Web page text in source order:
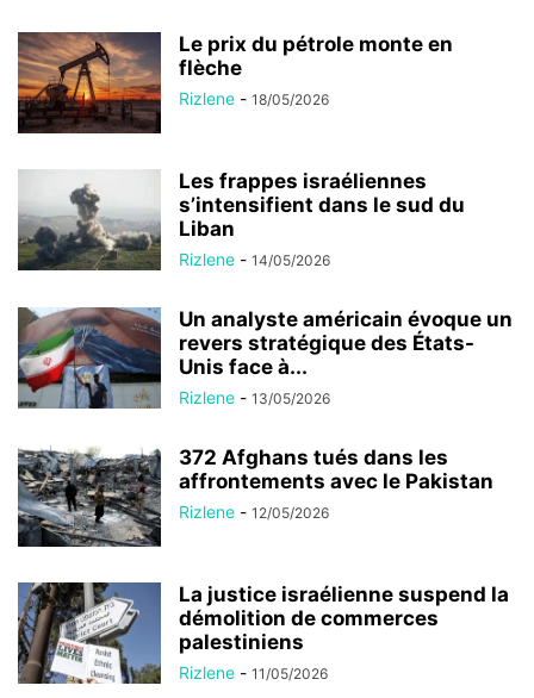
Le prix du pétrole monte en
flèche
Rizlene - 18/05/2026
Les frappes israéliennes
s’intensifient dans le sud du
Liban
Rizlene - 14/05/2026
Un analyste américain évoque un
revers stratégique des États-
Unis face à...
Rizlene - 13/05/2026
372 Afghans tués dans les
affrontements avec le Pakistan
Rizlene - 12/05/2026
La justice israélienne suspend la
démolition de commerces
palestiniens
Rizlene - 11/05/2026